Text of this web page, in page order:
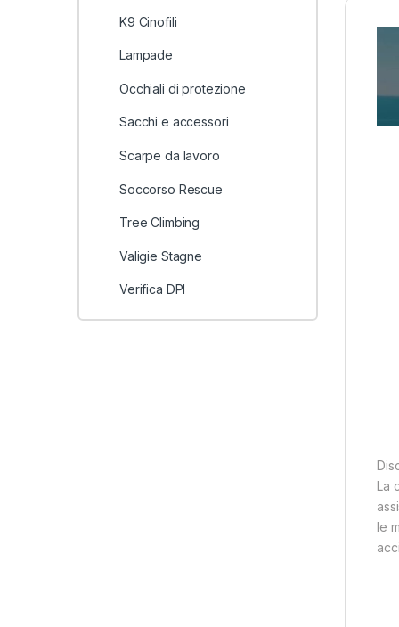
La
le
K9 Cinofili
Lampade
Occhiali di protezione
Sacchi e accessori
Scarpe da lavoro
Soccorso Rescue
Tree Climbing
Valigie Stagne
Verifica DPI